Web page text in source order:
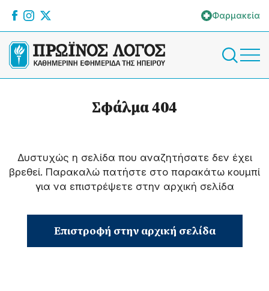
Φαρμακεία
Σφάλμα 404
Δυστυχώς η σελίδα που αναζητήσατε δεν έχει
βρεθεί. Παρακαλώ πατήστε στο παρακάτω κουμπί
για να επιστρέψετε στην αρχική σελίδα
Επιστροφή στην αρχική σελίδα